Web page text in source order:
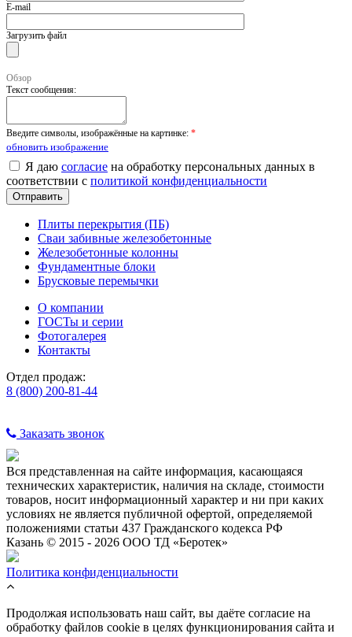
E-mail
Загрузить файл
Обзор
Текст сообщения:
Введите символы, изображённые на картинке: *
обновить изображение
Я даю согласие на обработку персональных данных в
соответствии с политикой конфиденциальности
Плиты перекрытия (ПБ)
Сваи забивные железобетонные
Железобетонные колонны
Фундаментные блоки
Брусковые перемычки
О компании
ГОСТы и серии
Фотогалерея
Контакты
Отдел продаж:
8 (800) 200-81-44
Заказать звонок
Вся представленная на сайте информация, касающаяся
технических характеристик, наличия на складе, стоимости
товаров, носит информационный характер и ни при каких
условиях не является публичной офертой, определяемой
положениями статьи 437 Гражданского кодекса РФ
Казань © 2015 - 2026 ООО ТД «Беротек»
Политика конфиденциальности
Продолжая использовать наш сайт, вы даёте согласие на
обработку файлов cookie в целях функционирования сайта и